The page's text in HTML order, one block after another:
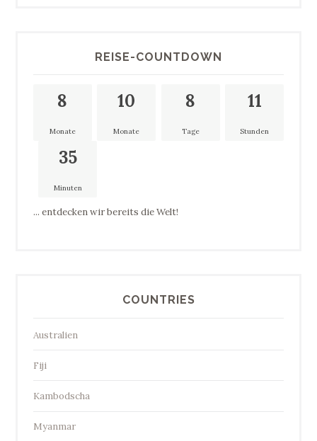
REISE-COUNTDOWN
8
Monate
10
Monate
8
Tage
11
Stunden
35
Minuten
... entdecken wir bereits die Welt!
COUNTRIES
Australien
Fiji
Kambodscha
Myanmar